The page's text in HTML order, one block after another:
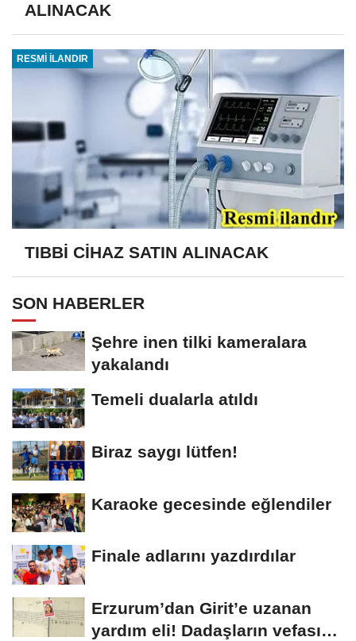
ALINACAK
RESMİ İLANDIR
TIBBİ CİHAZ SATIN ALINACAK
SON HABERLER
Şehre inen tilki kameralara
yakalandı
Temeli dualarla atıldı
Biraz saygı lütfen!
Karaoke gecesinde eğlendiler
Finale adlarını yazdırdılar
Erzurum’dan Girit’e uzanan
yardım eli! Dadaşların vefası